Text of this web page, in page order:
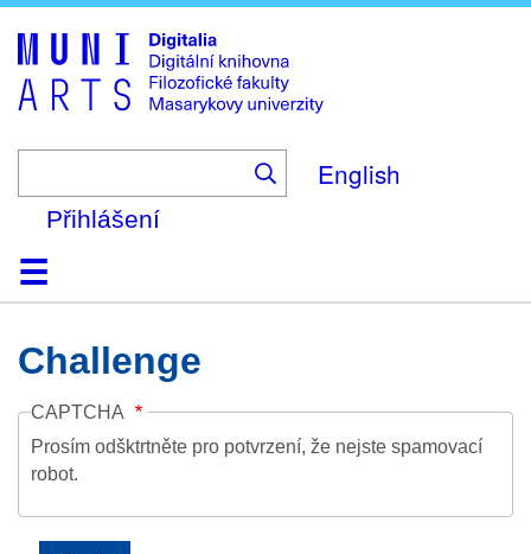
to
main
content
English
Přihlášení
DomůKolekce
Prohlížení
Vyhledávání
O platformě
Nápověda
KontaktDigitalia
Challenge
CAPTCHA
Prosím odšktrtněte pro potvrzení, že nejste spamovací
robot.